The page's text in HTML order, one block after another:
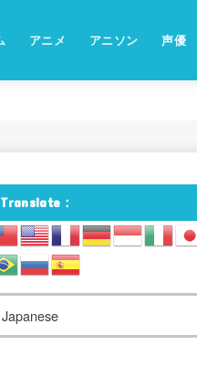
アニメ アニソン 声優
Translate：